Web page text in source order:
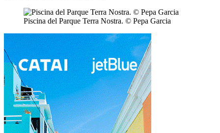
Piscina del Parque Terra Nostra. © Pepa Garcia